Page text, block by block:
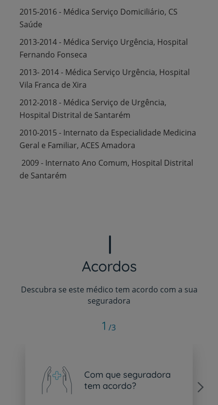
2015-2016 - Médica Serviço Domiciliário, CS
Saúde
2013-2014 - Médica Serviço Urgência, Hospital
Fernando Fonseca
2013- 2014 - Médica Serviço Urgência, Hospital
Vila Franca de Xira
2012-2018 - Médica Serviço de Urgência,
Hospital Distrital de Santarém
2010-2015 - Internato da Especialidade Medicina
Geral e Familiar, ACES Amadora
2009 - Internato Ano Comum, Hospital Distrital
de Santarém
Acordos
Descubra se este médico tem acordo com a sua
seguradora
Com que seguradora
tem acordo?
1 /3